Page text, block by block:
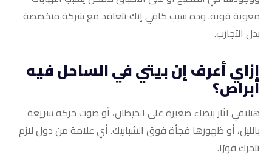
معوية قوية. وده سبب كافي إنك تتعاقد مع شركة متخصصة
بدل التجارب.
إزاي أعرف إن بيتي في الساحل فيه
أبراص؟
هتلاقي آثار بيضاء صغيرة على الحيطان، أو صوت حركة سريعة
بالليل، أو ظهورها فجأة فوق الشبابيك. أي علامة من دول لازم
تتحرك فورًا.